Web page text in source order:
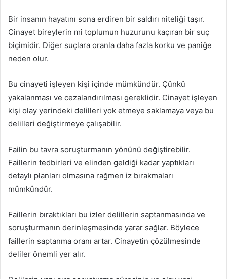
Bir insanın hayatını sona erdiren bir saldırı niteliği taşır.
Cinayet bireylerin mi toplumun huzurunu kaçıran bir suç
biçimidir. Diğer suçlara oranla daha fazla korku ve paniğe
neden olur.
Bu cinayeti işleyen kişi içinde mümkündür. Çünkü
yakalanması ve cezalandırılması gereklidir. Cinayet işleyen
kişi olay yerindeki delilleri yok etmeye saklamaya veya bu
delilleri değiştirmeye çalışabilir.
Failin bu tavra soruşturmanın yönünü değiştirebilir.
Faillerin tedbirleri ve elinden geldiği kadar yaptıkları
detaylı planları olmasına rağmen iz bırakmaları
mümkündür.
Faillerin bıraktıkları bu izler delillerin saptanmasında ve
soruşturmanın derinleşmesinde yarar sağlar. Böylece
faillerin saptanma oranı artar. Cinayetin çözülmesinde
deliler önemli yer alır.